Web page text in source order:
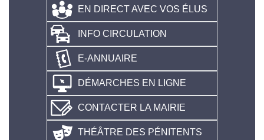
EN DIRECT AVEC VOS ÉLUS
INFO CIRCULATION
E-ANNUAIRE
DÉMARCHES EN LIGNE
CONTACTER LA MAIRIE
THÉÂTRE DES PÉNITENTS